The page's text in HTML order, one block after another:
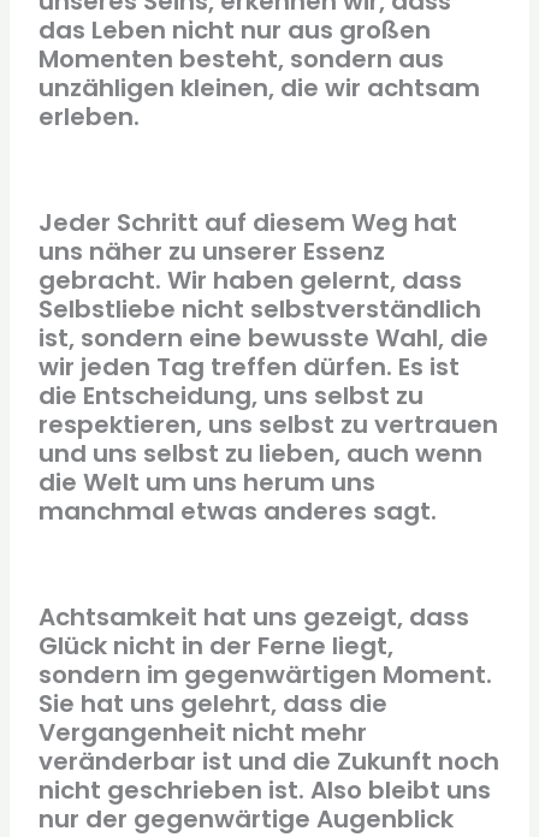
das Leben nicht nur aus großen
Momenten besteht, sondern aus
unzähligen kleinen, die wir achtsam
erleben.
Jeder Schritt auf diesem Weg hat
uns näher zu unserer Essenz
gebracht. Wir haben gelernt, dass
Selbstliebe nicht selbstverständlich
ist, sondern eine bewusste Wahl, die
wir jeden Tag treffen dürfen. Es ist
die Entscheidung, uns selbst zu
respektieren, uns selbst zu vertrauen
und uns selbst zu lieben, auch wenn
die Welt um uns herum uns
manchmal etwas anderes sagt.
Achtsamkeit hat uns gezeigt, dass
Glück nicht in der Ferne liegt,
sondern im gegenwärtigen Moment.
Sie hat uns gelehrt, dass die
Vergangenheit nicht mehr
veränderbar ist und die Zukunft noch
nicht geschrieben ist. Also bleibt uns
nur der gegenwärtige Augenblick